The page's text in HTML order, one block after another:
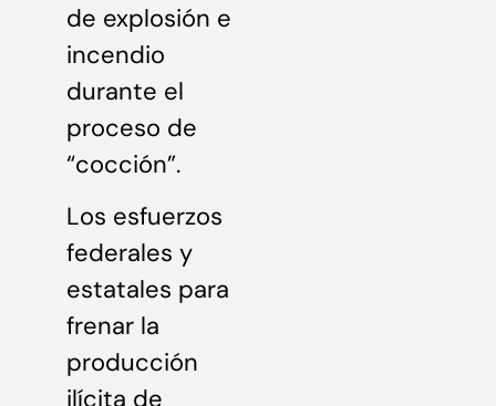
de explosión e
incendio
durante el
proceso de
“cocción”.
Los esfuerzos
federales y
estatales para
frenar la
producción
ilícita de